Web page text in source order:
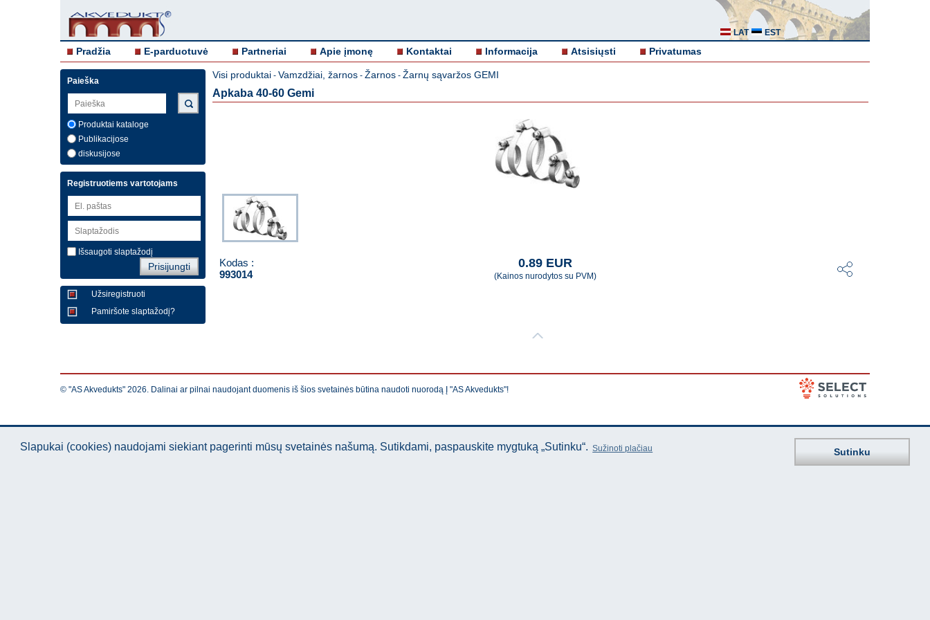
LAT EST
Pradžia E-parduotuvė Partneriai Apie įmonę Kontaktai Informacija Atsisiųsti Privatumas
Paieška
Produktai kataloge
Publikacijose
diskusijose
Registruotiems vartotojams
Išsaugoti slaptažodį
Užsiregistruoti
Pamiršote slaptažodį?
Visi produktai - Vamzdžiai, žarnos - Žarnos - Žarnų sąvaržos GEMI
Apkaba 40-60 Gemi
Kodas :
993014
0.89 EUR
(Kainos nurodytos su PVM)
© "AS Akvedukts" 2026. Dalinai ar pilnai naudojant duomenis iš šios svetainės būtina naudoti nuorodą Į "AS Akvedukts"!
Slapukai (cookies) naudojami siekiant pagerinti mūsų svetainės našumą. Sutikdami, paspauskite mygtuką „Sutinku“. Sužinoti plačiau Sutinku